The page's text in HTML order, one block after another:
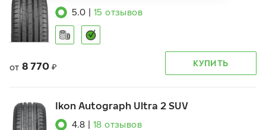
5.0 15 отзывов
от 8 770 ₽ КУПИТЬ
Ikon Autograph Ultra 2 SUV
4.8 18 отзывов